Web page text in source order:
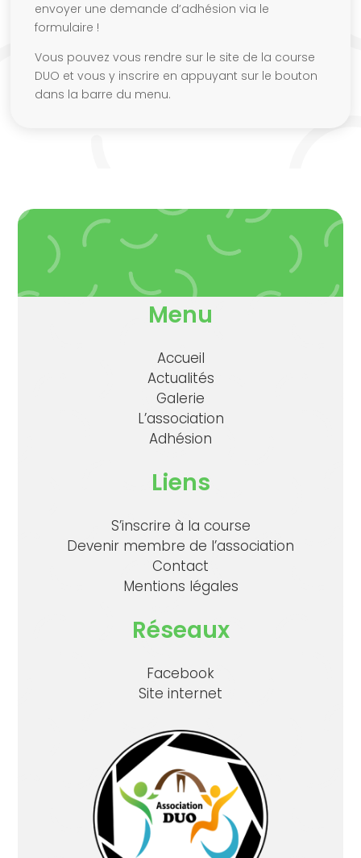
envoyer une demande d’adhésion via le
formulaire !
Vous pouvez vous rendre sur le site de la course
DUO et vous y inscrire en appuyant sur le bouton
dans la barre du menu.
Menu
Accueil
Actualités
Galerie
L’association
Adhésion
Liens
S’inscrire à la course
Devenir membre de l’association
Contact
Mentions légales
Réseaux
Facebook
Site internet